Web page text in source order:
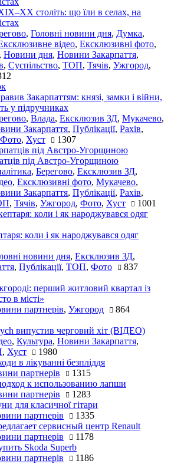
століть: що їли в селах, на
, Головні новини дня, Думка,
відео, Ексклюзивні фото,
, Новини дня, Новини Закарпаття,
, Суспільство, ТОП, Тячів, Ужгород,
Закарпаттям: князі, замки і війни,
у підручниках
, Влада, Ексклюзив ЗД, Мукачево,
Закарпаття, Публікації, Рахів,
Фото, Хуст 1307
під Австро-Угорщиною
, Берегово, Ексклюзив ЗД,
, Ексклюзивні фото, Мукачево,
Закарпаття, Публікації, Рахів,
, Тячів, Ужгород, Фото, Хуст 1001
коли і як народжувався одяг
новини дня, Ексклюзив ЗД,
, Публікації, ТОП, Фото 837
перший житловий квартал із
в місті»
партнерів, Ужгород 864
випустив черговий хіт (ВІДЕО)
, Культура, Новини Закарпаття,
, Хуст
1980
в лікуванні безпліддя
партнерів
1315
к использованию лапши
партнерів
1283
для класичної гітари
партнерів
1335
сервисный центр Renault
партнерів
1178
Skoda Superb
партнерів 1186